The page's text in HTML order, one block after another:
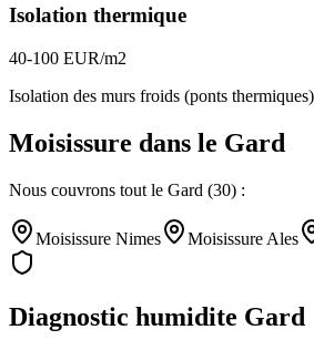
Isolation thermique
40-100 EUR/m2
Isolation des murs froids (ponts
Moisissure dans le Gard
Nous couvrons tout le Gard (30) :
Moisissure Nimes Moisissure Ales
Diagnostic humidite Gard